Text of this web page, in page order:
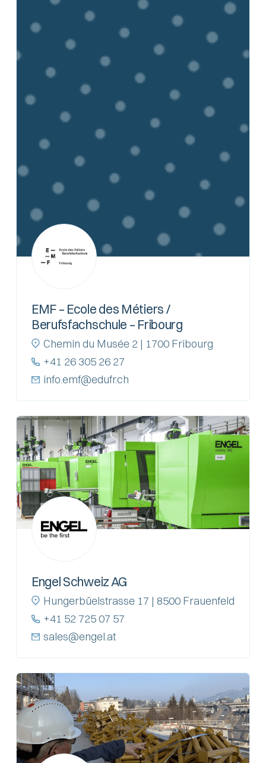
EMF – Ecole des Métiers /
Berufsfachschule – Fribourg
Chemin du Musée 2 | 1700 Fribourg
+41 26 305 26 27
info.emf@edufr.ch
Engel Schweiz AG
Hungerbüelstrasse 17 | 8500 Frauenfeld
+41 52 725 07 57
sales@engel.at